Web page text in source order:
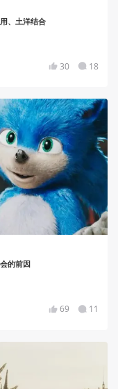
、土洋结合
30 18
的前因
69 11